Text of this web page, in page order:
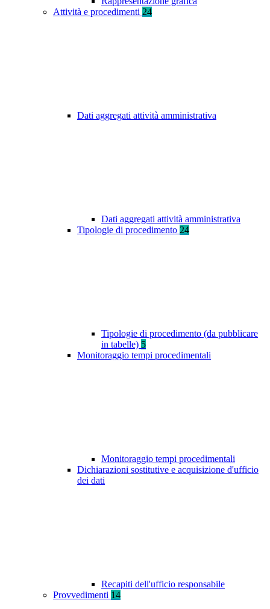
Attività e procedimenti 24
Dati aggregati attività amministrativa
Dati aggregati attività amministrativa
Tipologie di procedimento 24
Tipologie di procedimento (da pubblicare
in tabelle) 5
Monitoraggio tempi procedimentali
Monitoraggio tempi procedimentali
Dichiarazioni sostitutive e acquisizione d'ufficio
dei dati
Recapiti dell'ufficio responsabile
Provvedimenti 14